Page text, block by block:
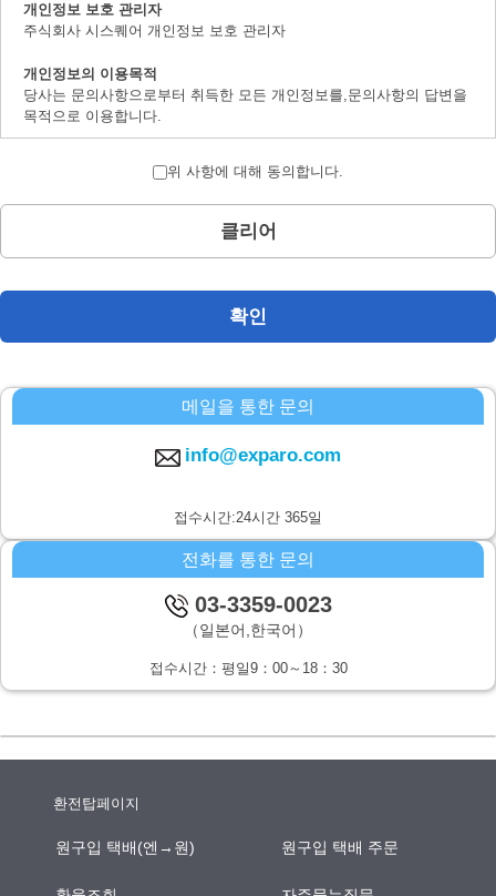
개인정보 보호 관리자
주식회사 시스퀘어 개인정보 보호 관리자
개인정보의 이용목적
당사는 문의사항으로부터 취득한 모든 개인정보를,문의사항의 답변을
목적으로 이용합니다.
취득한 개인정보는 법률상에서 허가받은 경우를 제하고서,본인의 양해
를 구하지 않은채로 제삼자에 제공하지 않습니다.
계시 대상 개인정보의 계시 및 문의사항 창구에 대하여
본인으로부터의 요청에 의하여,당사가 보유하는 계시대상 개인정보의
주식회사 시스퀘어 개인정보 문의창구
E-MAIL：info@c-square.co.jp
개인정보를 입력하는데에 앞서서 주의사항
되지않을 경우가 있습니다.
쿠키나 web표시등을 통하여,본인이 쉽사리 인식하지 못하는 방법을 통
한 개인정보의 습득은 하지 않습니다.
위 사항에 대해 동의합니다.
클리어
확인
메일을 통한 문의
info@exparo.com
접수시간:24시간 365일
전화를 통한 문의
03-3359-0023
（일본어,한국어）
접수시간：평일9：00～18：30
환전탑페이지
원구입 택배(엔→원) 원구입 택배 주문